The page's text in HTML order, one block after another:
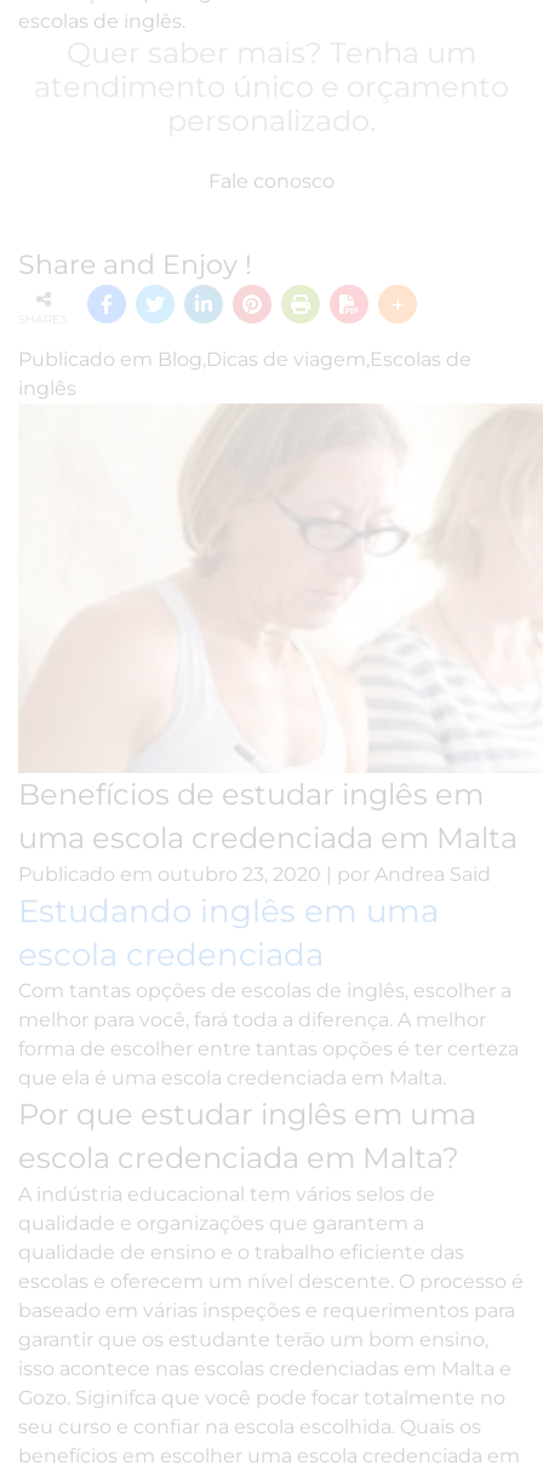
escolas de inglês.
Quer saber mais? Tenha um
atendimento único e orçamento
personalizado.
Fale conosco
Share and Enjoy !
Publicado em Blog,Dicas de viagem,Escolas de
inglês
Benefícios de estudar inglês em
uma escola credenciada em Malta
Publicado em outubro 23, 2020 | por Andrea Said
Estudando inglês em uma
escola credenciada
Com tantas opções de escolas de inglês, escolher a
melhor para você, fará toda a diferença. A melhor
forma de escolher entre tantas opções é ter certeza
que ela é uma escola credenciada em Malta.
Por que estudar inglês em uma
escola credenciada em Malta?
A indústria educacional tem vários selos de
qualidade e organizações que garantem a
qualidade de ensino e o trabalho eficiente das
escolas e oferecem um nível descente. O processo é
baseado em várias inspeções e requerimentos para
garantir que os estudante terão um bom ensino,
isso acontece nas escolas credenciadas em Malta e
Gozo. Siginifca que você pode focar totalmente no
seu curso e confiar na escola escolhida. Quais os
benefícios em escolher uma escola credenciada em